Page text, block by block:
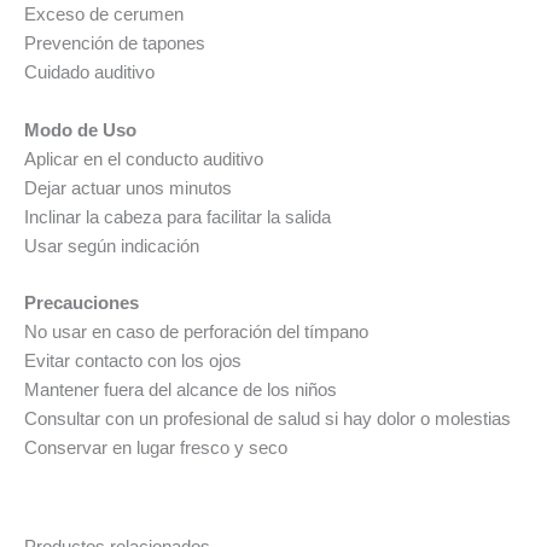
Exceso de cerumen
Prevención de tapones
Cuidado auditivo
Modo de Uso
Aplicar en el conducto auditivo
Dejar actuar unos minutos
Inclinar la cabeza para facilitar la salida
Usar según indicación
Precauciones
No usar en caso de perforación del tímpano
Evitar contacto con los ojos
Mantener fuera del alcance de los niños
Consultar con un profesional de salud si hay dolor o molestias
Conservar en lugar fresco y seco